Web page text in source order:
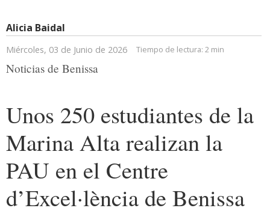
Alicia Baidal
Miércoles, 03 de Junio de 2026 Tiempo de lectura: 2 min
Noticias de Benissa
Unos 250 estudiantes de la
Marina Alta realizan la
PAU en el Centre
d’Excel·lència de Benissa